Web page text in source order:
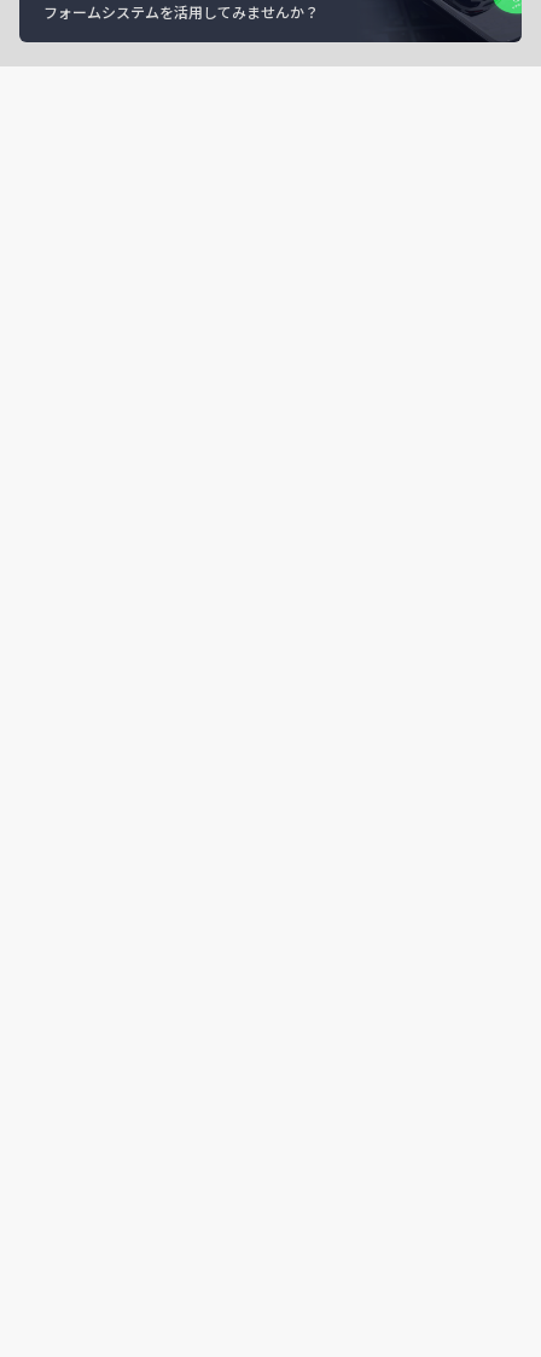
フォームシステムを活用してみませんか？